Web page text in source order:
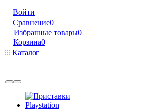
Войти
Сравнение0
Избранные товары0
Корзина0
Каталог